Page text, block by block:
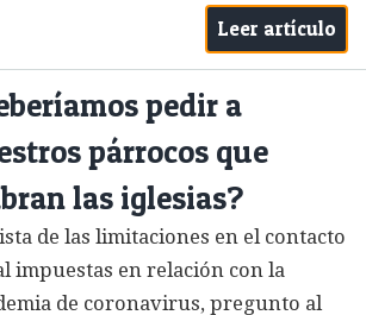
Leer artículo
pedir a
párrocos que
las iglesias?
de las limitaciones en el contacto
impuestas en relación con la
de coronavirus, pregunto al